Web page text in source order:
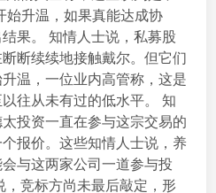
始升温，如果真能达成协
果。 知情人士说，私募股
断续续地接触戴尔。但它们
温，一位业内高管称，这是
往从未有过的低水平。 知
投资一直在参与这宗交易的
报价。这些知情人士说，养
与这两家公司一道参与投
竞标方尚未最后敲定，形